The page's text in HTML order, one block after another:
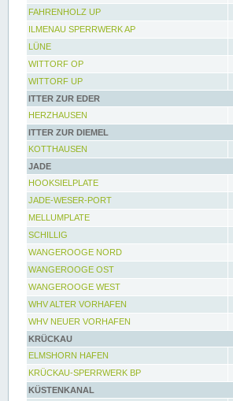
FAHRENHOLZ UP
ILMENAU SPERRWERK AP
LÜNE
WITTORF OP
WITTORF UP
ITTER ZUR EDER
HERZHAUSEN
ITTER ZUR DIEMEL
KOTTHAUSEN
JADE
HOOKSIELPLATE
JADE-WESER-PORT
MELLUMPLATE
SCHILLIG
WANGEROOGE NORD
WANGEROOGE OST
WANGEROOGE WEST
WHV ALTER VORHAFEN
WHV NEUER VORHAFEN
KRÜCKAU
ELMSHORN HAFEN
KRÜCKAU-SPERRWERK BP
KÜSTENKANAL